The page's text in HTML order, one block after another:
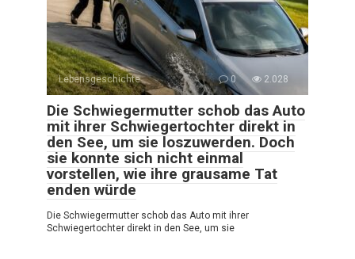
Lebensgeschichte 0 2.028
Die Schwiegermutter schob das Auto
mit ihrer Schwiegertochter direkt in
den See, um sie loszuwerden. Doch
sie konnte sich nicht einmal
vorstellen, wie ihre grausame Tat
enden würde
Die Schwiegermutter schob das Auto mit ihrer
Schwiegertochter direkt in den See, um sie